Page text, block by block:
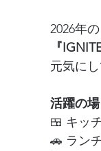
2026年
『
元気にし
活躍の場
🍱 キッ
🚗 ラン